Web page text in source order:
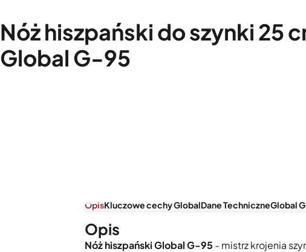
Nóż hiszpański do szynki 25
Global G-95
OpisKluczowe cechy GlobalDane TechniczneGlobal G
Opis
Nóż hiszpański Global G-95 - mistrz krojenia